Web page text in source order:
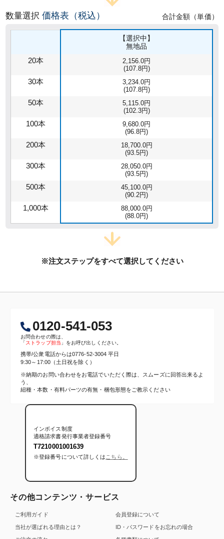
数量選択価格表（税込） 合計金額（単価）
【選択中】
無地品
20本
2,156.0円
(107.8円)
30本
3,234.0円
(107.8円)
50本
5,115.0円
(102.3円)
100本
9,680.0円
(96.8円)
200本
18,700.0円
(93.5円)
300本
28,050.0円
(93.5円)
500本
45,100.0円
(90.2円)
1,000本
88,000.0円
(88.0円)
※注文ステップをすべて選択してください
0120-541-053
お問合わせの際は、
「ストラップ担当 」をお呼び出しください。
携帯/公衆電話からは0776-52-3004 平日
9:30～17:00（土日祝を除く）
※納期のお問い合わせをお電話でいただく際は、スムーズに回答出来るよ
う、
紐種・本数・有料パーツの有無・梱包形態をご教示ください
インボイス制度
適格請求書発行事業者登録番号
T7210001001639
※登録番号について詳しくは こちら。
その他コンテンツ・サービス
ご利用ガイド
当社が選ばれる理由とは？
会員登録について
ID・パスワードをお忘れの場合